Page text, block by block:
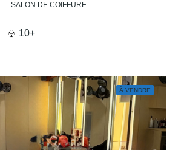
SALON DE COIFFURE
10+
À VENDRE